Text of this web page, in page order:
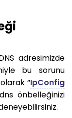
adresimizde
bu sorunu
“IpConfig
önbelleğinizi